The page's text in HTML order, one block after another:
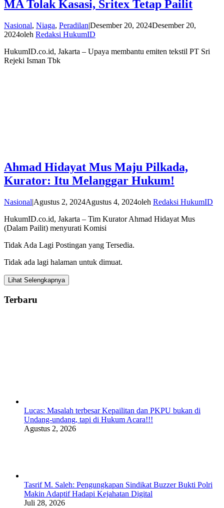
MA Tolak Kasasi, Sritex Tetap Pailit
Nasional, Niaga, Peradilan|Desember 20, 2024Desember 20,
2024oleh Redaksi HukumID
HukumID.co.id, Jakarta – Upaya membantu emiten tekstil PT Sri
Rejeki Isman Tbk
Ahmad Hidayat Mus Maju Pilkada,
Kurator: Itu Melanggar Hukum!
Nasional|Agustus 2, 2024Agustus 4, 2024oleh Redaksi HukumID
HukumID.co.id, Jakarta – Tim Kurator Ahmad Hidayat Mus
(Dalam Pailit) menyurati Komisi
Tidak Ada Lagi Postingan yang Tersedia.
Tidak ada lagi halaman untuk dimuat.
Lihat Selengkapnya
Terbaru
Lucas: Masalah terbesar Kepailitan dan PKPU bukan di
Undang-undang, tapi di Hukum Acara!!!
Agustus 2, 2026
Tasrif M. Saleh: Pengungkapan Sindikat Buzzer Bukti Polri
Makin Adaptif Hadapi Kejahatan Digital
Juli 28, 2026